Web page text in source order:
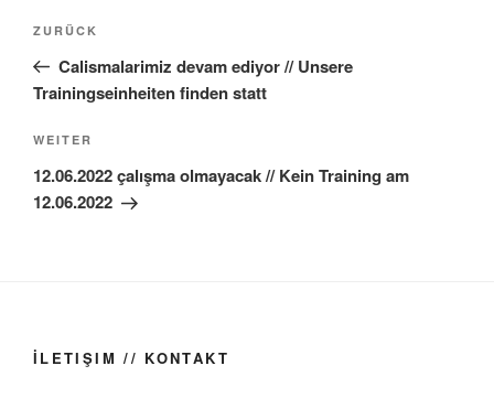
Beitragsnavigation
Vorheriger
Beitrag
ZURÜCK
Calismalarimiz devam ediyor // Unsere
Trainingseinheiten finden statt
Nächster
Beitrag
WEITER
12.06.2022 çalışma olmayacak // Kein Training am
12.06.2022
İLETIŞIM // KONTAKT